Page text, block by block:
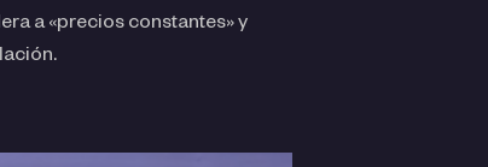
a «precios constantes» y